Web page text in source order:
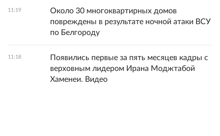
11:19
Около 30 многоквартирных домов
повреждены в результате ночной атаки ВСУ
по Белгороду
11:18
Появились первые за пять месяцев кадры с
верховным лидером Ирана Моджтабой
Хаменеи. Видео